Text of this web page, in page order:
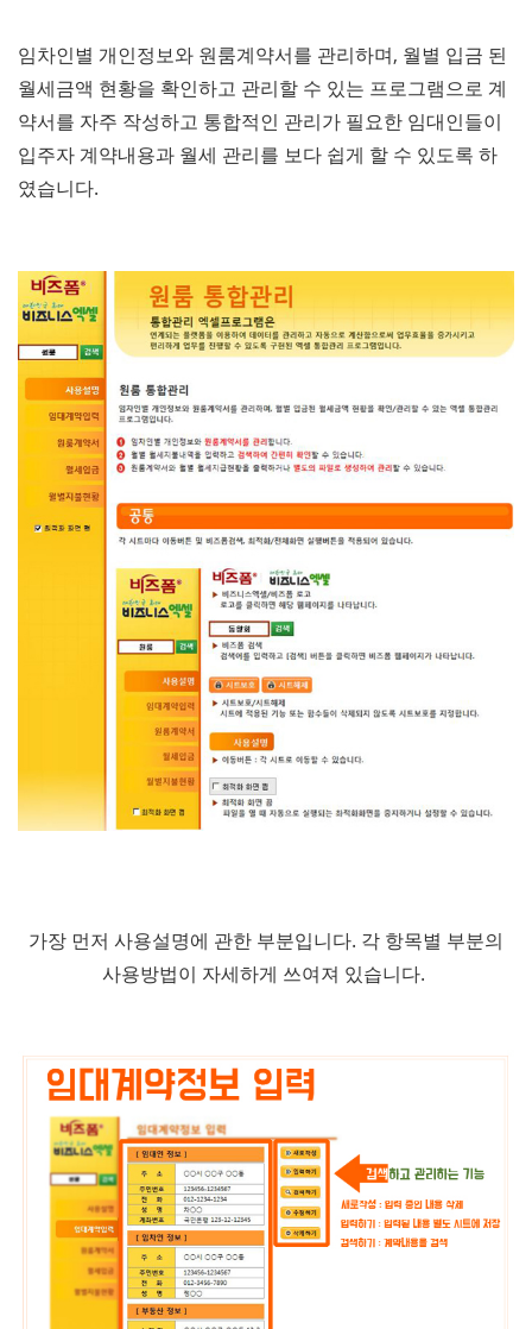
임차인별 개인정보와 원룸계약서를 관리하며, 월별 입금 된
월세금액 현황을 확인하고 관리할 수 있는 프로그램으로 계
약서를 자주 작성하고 통합적인 관리가 필요한 임대인들이
입주자 계약내용과 월세 관리를 보다 쉽게 할 수 있도록 하
였습니다.
가장 먼저 사용설명에 관한 부분입니다. 각 항목별 부분의
사용방법이 자세하게 쓰여져 있습니다.